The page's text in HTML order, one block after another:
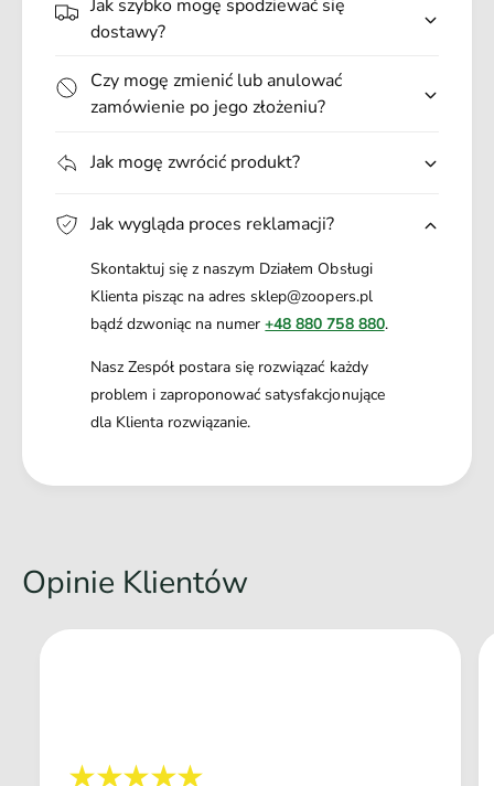
Jak szybko mogę spodziewać się
dostawy?
Czy mogę zmienić lub anulować
zamówienie po jego złożeniu?
Jak mogę zwrócić produkt?
Jak wygląda proces reklamacji?
Skontaktuj się z naszym Działem Obsługi
Klienta pisząc na adres sklep@zoopers.pl
bądź dzwoniąc na numer+48 880 758 880.
Nasz Zespół postara się rozwiązać każdy
problem i zaproponować satysfakcjonujące
dla Klienta rozwiązanie.
Opinie Klientów